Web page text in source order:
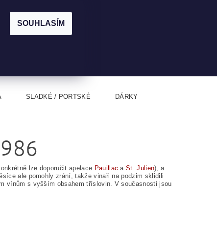
SLADKÉ / PORTSKÉ DÁRKY
lze doporučit apelace Pauillac aSt. Julien), a
ale pomohly zrání, takže vinaři na podzim sklidili
vínům s vyšším obsahem tříslovin. V současnosti jsou
SOUHLASÍM